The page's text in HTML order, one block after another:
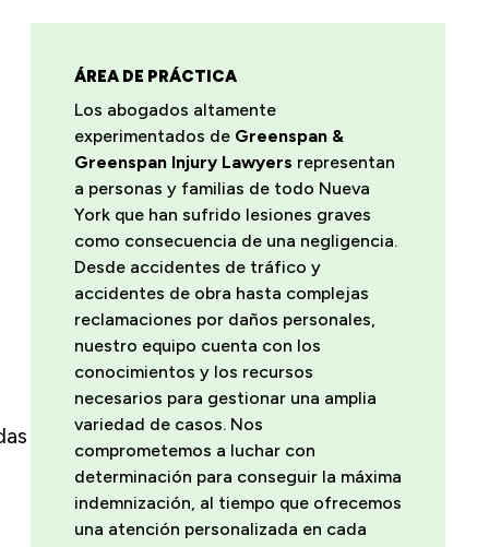
ÁREA DE PRÁCTICA
Los abogados altamente
experimentados de Greenspan &
Greenspan Injury Lawyers representan
a personas y familias de todo Nueva
York que han sufrido lesiones graves
como consecuencia de una negligencia.
Desde accidentes de tráfico y
accidentes de obra hasta complejas
reclamaciones por daños personales,
nuestro equipo cuenta con los
conocimientos y los recursos
necesarios para gestionar una amplia
variedad de casos. Nos
comprometemos a luchar con
determinación para conseguir la máxima
indemnización, al tiempo que ofrecemos
una atención personalizada en cada